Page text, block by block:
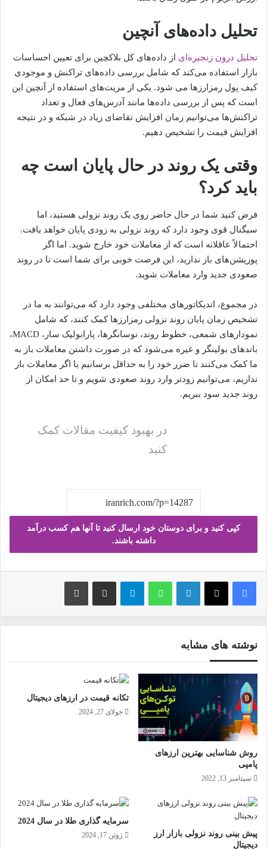
تحلیل داده‌های آنچین
تحلیل درون زنجیره‌ای از داده‌های کل بلاکچین برای تعیین احساسات
بازار استفاده می‌کند که شامل بررسی داده‌های تراکنش و موجودی
کیف پول رمزارزها می شود. یکی از مزیت‌های استفاده از آنچین این
است که پس از بررسی داده‌ها مانند آدرس‌های فعال و تعداد
تراکنش‌ها می‌توانیم زمان افزایش تقاضای زیاد در شبکه و در نتیجه
افزایش قیمت را تشخیص دهیم.
وقتی یک روند در حال پایان است چه
باید کرد؟
فرض کنید شما در حال حاضر روی یک روند نزولی هستید، اما
سیگنال قوی وجود دارد که روند نزولی به زودی پایان خواهد یافت.
احتمالاً عاقلانه است که از معاملات خود خارج شوید. اما اگر
پوزیشن‌های باز ندارید، این فرصت خوبی برای شما است تا در روند
صعودی جدید وارد معاملات شوید.
در مجموع، اندیکاتورهای مختلفی وجود دارد که می‌توانند به ما در
تشخیص زمان پایان روند نزولی رمزارزها کمک کنند، که شامل
نمودارهای شمعی، خطوط روند، نوسانگرها، پارابولیک سار، MACD،
باندهای بولینگر و غیره می‌شود که در صورت داشتن معاملات باز به
ما کمک می‌کنند تا ضرر خود را به حداقل برسانیم یا اگر معاملات باز
نداریم، می‌توانیم زودتر وارد روند صعودی شویم و تا حد امکان از
روند جدید سود ببریم.
در بهبود کیفیت مقالات کمک
کنید
کپی کنید و برای دوستان خود ارسال کنید تا آنها هم کسب درآمد
داشته باشند.
فیس بوک X لینکدین واتس آپ تلگرام ارسال ایمیل چاپ
نوشته های مشابه
روش شناسایی بهترین ارزهای
پامپی
سپتامبر 13, 2022
تکانه قیمت در ارزهای دیجیتال
جولای 27, 2024
پیش بینی روند نزولی بازار ارز
دیجیتال
سرمایه گذاری طلا در سال 2024
ژوئن 17, 2024